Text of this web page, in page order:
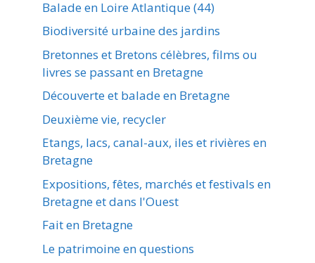
Balade en Loire Atlantique (44)
Biodiversité urbaine des jardins
Bretonnes et Bretons célèbres, films ou
livres se passant en Bretagne
Découverte et balade en Bretagne
Deuxième vie, recycler
Etangs, lacs, canal-aux, iles et rivières en
Bretagne
Expositions, fêtes, marchés et festivals en
Bretagne et dans l'Ouest
Fait en Bretagne
Le patrimoine en questions